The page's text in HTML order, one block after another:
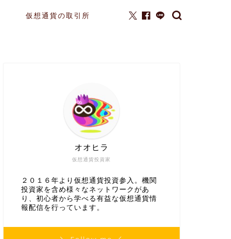
仮想通貨の取引所
仮想通貨投資家
オオヒラ
２０１６年より仮想通貨投資参入。機関
投資家を含め様々なネットワークがあ
り、初心者から学べる有益な仮想通貨情
報配信を行っています。